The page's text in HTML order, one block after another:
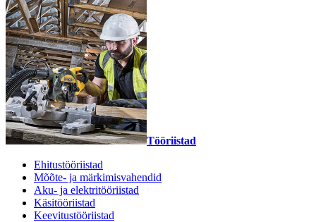
Tööriistad
Ehitustööriistad
Mõõte- ja märkimisvahendid
Aku- ja elektritööriistad
Käsitööriistad
Keevitustööriistad